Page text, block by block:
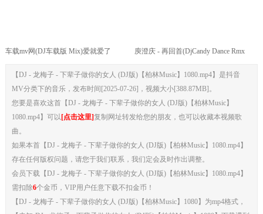
车载mv网(DJ车载版 Mix)爱就爱了
庾澄庆 - 再回首(DjCandy Dance Rmx
【DJ - 龙梅子 - 下辈子做你的女人 (DJ版)【柏林Music】1080.mp4】是抖音
MV分类下的音乐，发布时间[2025-07-26]，视频大小[388.87MB]。
您要是喜欢这首【DJ - 龙梅子 - 下辈子做你的女人 (DJ版)【柏林Music】
1080.mp4】可以 [点击这里]复制网址转发给您的朋友，也可以收藏本视频歌
曲。
如果本首【DJ - 龙梅子 - 下辈子做你的女人 (DJ版)【柏林Music】1080.mp4】
存在任何版权问题，请您于我们联系，我们定会及时作出调整。
会员下载【DJ - 龙梅子 - 下辈子做你的女人 (DJ版)【柏林Music】1080.mp4】
需扣除6个金币，VIP用户任意下载不扣金币！
【DJ - 龙梅子 - 下辈子做你的女人 (DJ版)【柏林Music】1080】为mp4格式，